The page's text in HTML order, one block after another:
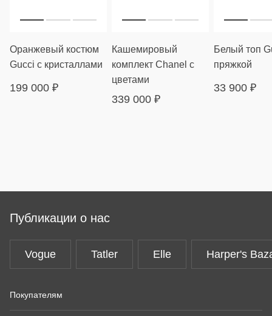
Оранжевый костюм
Gucci с кристаллами
199 000 ₽
Кашемировый
комплект Chanel с
цветами
339 000 ₽
Белый топ
пряжкой
33 900 ₽
Публикации о нас
Vogue Tatler Elle Harper's
Покупателям